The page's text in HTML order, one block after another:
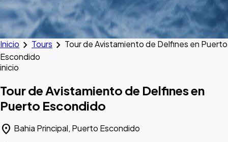
Inicio chevron_right Tours chevron_right Tour de Avistamiento de Delfines en Puerto
Escondido
inicio
Tour de Avistamiento de Delfines en
Puerto Escondido
location_on Bahia Principal, Puerto Escondido